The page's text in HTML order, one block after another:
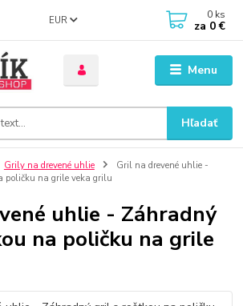
Menu
EUR
Hľadať
0 ks
za 0 €
Grily na drevené uhlie
Gril na drevené uhlie -
poličku na grile veka grilu
uhlie - Záhradný
na poličku na grile